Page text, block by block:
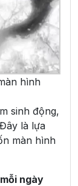
hình
sinh động,
là lựa
màn hình
ngày